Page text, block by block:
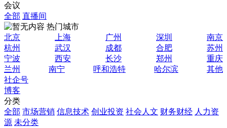
会议
全部 直播间
热门城市
北京
上海 广州 深圳
南京
杭州
武汉 成都 合肥
苏州
宁波
西安 长沙 郑州
重庆
兰州
南宁 呼和浩特 哈尔滨
其他
社企号
博客
分类
全部 市场营销 信息技术 创业投资 社会人文 财务财经 人力资
源 未分类